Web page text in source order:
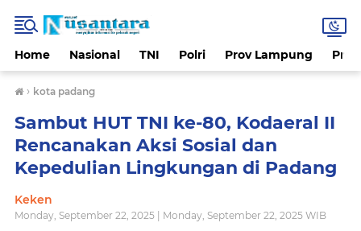
Home Nasional TNI Polri Prov Lampung
› kota padang
Sambut HUT TNI ke-80, Kodaeral II
Rencanakan Aksi Sosial dan
Kepedulian Lingkungan di Padang
Keken
Monday, September 22, 2025 | Monday, September 22, 2025 WIB